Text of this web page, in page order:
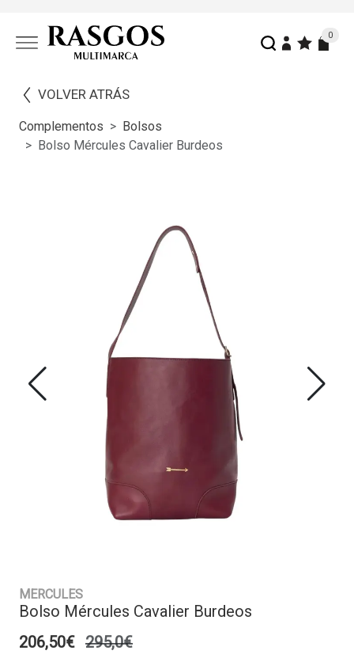
0
VOLVER ATRÁS
Complementos
Bolsos
Bolso Mércules Cavalier Burdeos
MERCULES
Bolso Mércules Cavalier Burdeos
206,50€ 295,0€